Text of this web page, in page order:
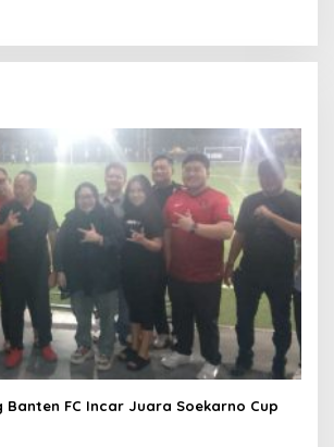
Banten FC Incar Juara Soekarno Cup